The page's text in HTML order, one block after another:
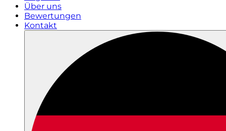
Über uns
Bewertungen
Kontakt